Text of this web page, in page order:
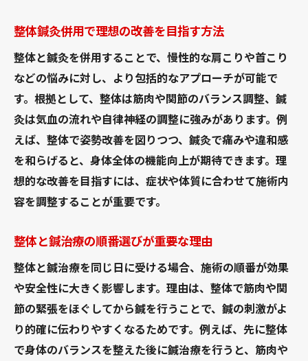
整体鍼灸併用で理想の改善を目指す方法
整体と鍼灸を併用することで、慢性的な肩こりや首こり
などの悩みに対し、より包括的なアプローチが可能で
す。根拠として、整体は筋肉や関節のバランス調整、鍼
灸は気血の流れや自律神経の調整に強みがあります。例
えば、整体で姿勢改善を図りつつ、鍼灸で痛みや違和感
を和らげると、身体全体の機能向上が期待できます。理
想的な改善を目指すには、症状や体質に合わせて施術内
容を調整することが重要です。
整体と鍼治療の順番選びが重要な理由
整体と鍼治療を同じ日に受ける場合、施術の順番が効果
や安全性に大きく影響します。理由は、整体で筋肉や関
節の緊張をほぐしてから鍼を行うことで、鍼の刺激がよ
り的確に伝わりやすくなるためです。例えば、先に整体
で身体のバランスを整えた後に鍼治療を行うと、筋肉や